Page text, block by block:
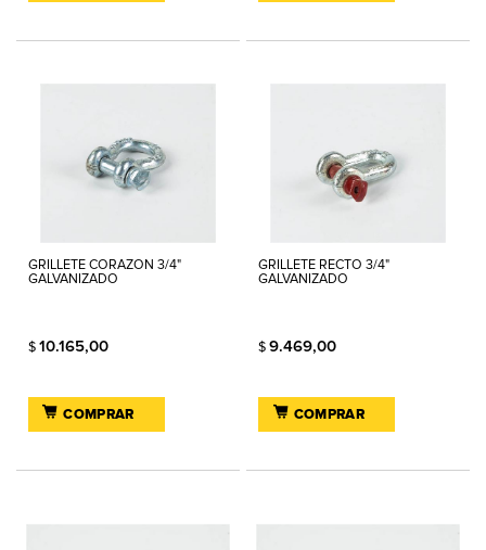
GRILLETE CORAZON 3/4"
GALVANIZADO
$ 10.165,00
COMPRAR
GRILLETE RECTO 3/4"
GALVANIZADO
$9.469,00
COMPRAR